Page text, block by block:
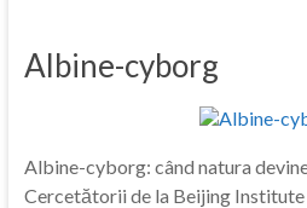
Albine-cyborg
Albine-cyborg: când natura
Cercetătorii de la Beijing Institute